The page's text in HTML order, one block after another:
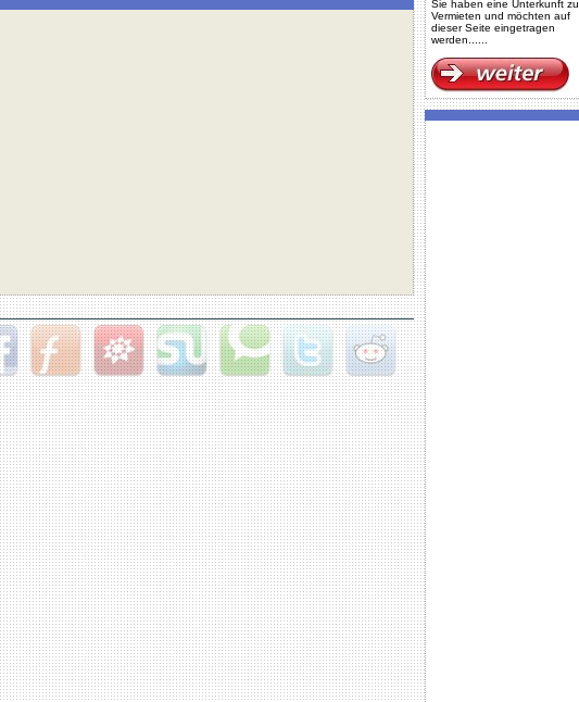
Furl StudiVZ StumbleUponTechnorati Twitter Reddit
Sie haben eine Unterkunft zu
Vermieten und möchten auf
dieser Seite eingetragen
werden......